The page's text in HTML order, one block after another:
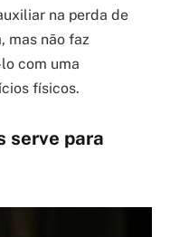
na perda de
mas não faz
com uma
físicos.
serve para